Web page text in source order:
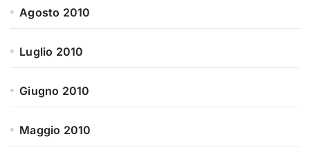
Agosto 2010
Luglio 2010
Giugno 2010
Maggio 2010